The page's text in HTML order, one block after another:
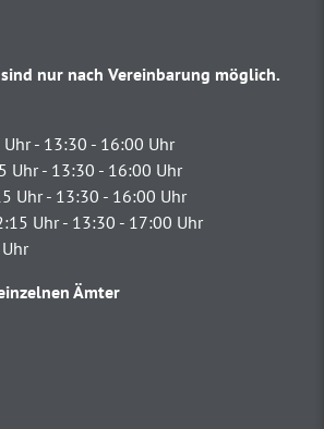
nur nach Vereinbarung möglich.
- 13:30 - 16:00 Uhr
Uhr - 13:30 - 16:00 Uhr
Uhr - 13:30 - 16:00 Uhr
Uhr - 13:30 - 17:00 Uhr
Ämter